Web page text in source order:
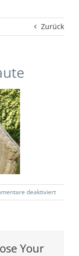
Zurück
deaktiviertfür
Kissen-
Your